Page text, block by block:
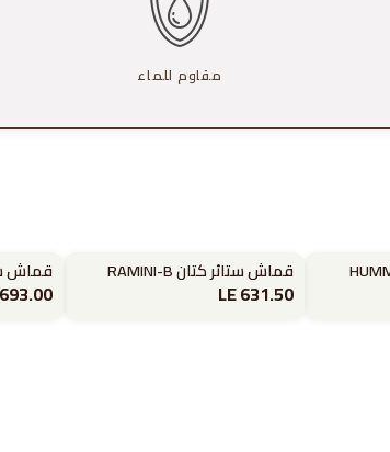
مقاوم للماء
قماش ستائر كتان RAMINI-B
LE 631.50
قماش